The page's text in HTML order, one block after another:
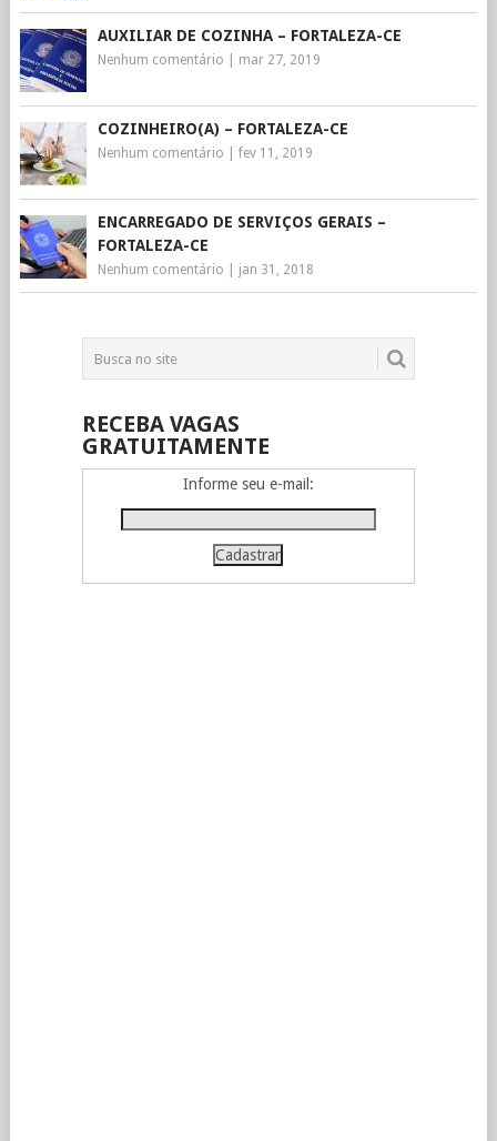
AUXILIAR DE COZINHA – FORTALEZA-CE
Nenhum comentário mar 27, 2019
COZINHEIRO(A) – FORTALEZA-CE
Nenhum comentário fev 11, 2019
ENCARREGADO DE SERVIÇOS GERAIS –
FORTALEZA-CE
Nenhum comentário jan 31, 2018
RECEBA VAGAS
GRATUITAMENTE
Informe seu e-mail: